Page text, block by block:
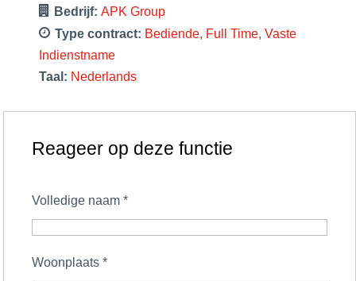
Bedrijf: APK Group
Type contract: Bediende Full Time Vaste
Indienstname
Taal: Nederlands
Reageer op deze functie
Volledige naam*
Woonplaats*